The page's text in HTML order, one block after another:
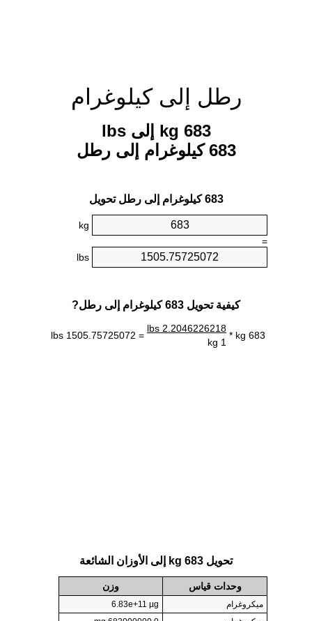
رطل إلى كيلوغرام
683 kg إلى lbs
683 كيلوغرام إلى رطل
683 كيلوغرام إلى رطل تحويل
kg
=
lbs
كيفية تحويل 683 كيلوغرام إلى رطل?
683 kg *
2.2046226218 lbs
= 1505.75725072 lbs
1 kg
تحويل 683 kg إلى الأوزان الشائعة
وحدات قياس وزن
ميكروغرام
6.83e+11 µg